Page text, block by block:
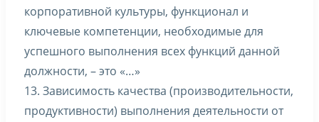
корпоративной культуры, функционал и
ключевые компетенции, необходимые для
успешного выполнения всех функций данной
должности, – это «…»
13. Зависимость качества (производительности,
продуктивности) выполнения деятельности от